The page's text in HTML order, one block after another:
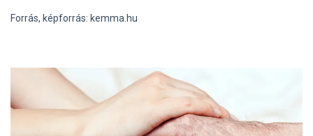
Forrás, képforrás: kemma.hu